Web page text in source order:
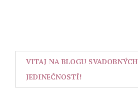
VITAJ NA BLOGU SVADOBNÝCH
JEDINEČNOSTÍ!